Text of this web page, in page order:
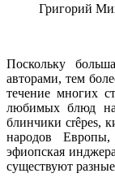
Григорий
Поскольку
авторами, тем
течение многих
любимых блюд
блинчики crêpes,
народов Европы,
эфиопская
существуют